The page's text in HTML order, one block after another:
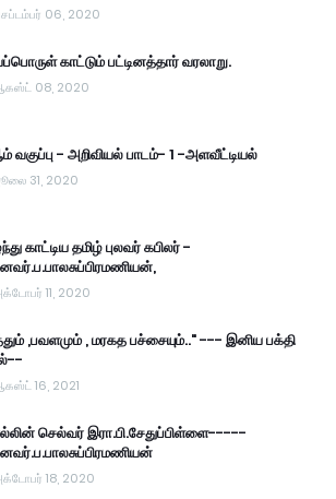
06, 2020
காட்டும் பட்டினத்தார் வரலாறு.
08, 2020
வகுப்பு - அறிவியல் பாடம்- 1 -அளவீட்டியல்
31, 2020
காட்டிய தமிழ் புலவர் கபிலர் -
11, 2020
,பவளமும் , மரகத பச்சையும்.." --- இனிய பக்தி
16, 2021
செல்வர் இரா.பி.சேதுப்பிள்ளை-----
18, 2020